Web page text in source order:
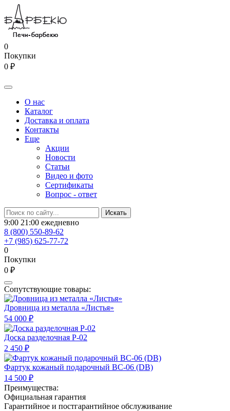
0
Покупки
0 ₽
О нас
Каталог
Доставка и оплата
Контакты
Еще
Акции
Новости
Статьи
Видео и фото
Сертификаты
Вопрос - ответ
9:00 21:00 ежедневно
8 (800) 550-89-62
+7 (985) 625-77-72
0
Покупки
0 ₽
Сопутствующие товары:
Дровница из металла «Листья»
54 000 ₽
Доска разделочная Р-02
2 450 ₽
Фартук кожаный подарочный BC-06 (DB)
14 500 ₽
Преимущества:
Официальная гарантия
Гарантийное и постгарантийное обслуживание